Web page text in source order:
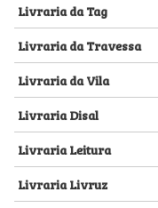
Livraria da Tag
Livraria da Travessa
Livraria da Vila
Livraria Disal
Livraria Leitura
Livraria Livruz